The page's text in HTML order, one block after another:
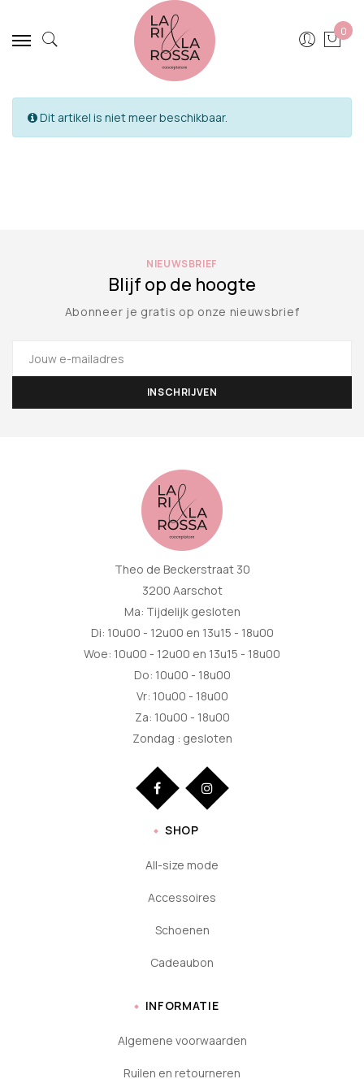
0
Dit artikel is niet meer beschikbaar.
NIEUWSBRIEF
Blijf op de hoogte
Abonneer je gratis op onze nieuwsbrief
Theo de Beckerstraat 30
3200 Aarschot
Ma: Tijdelijk gesloten
Di: 10u00 - 12u00 en 13u15 - 18u00
Woe: 10u00 - 12u00 en 13u15 - 18u00
Do: 10u00 - 18u00
Vr: 10u00 - 18u00
Za: 10u00 - 18u00
Zondag : gesloten
SHOP
All-size mode
Accessoires
Schoenen
Cadeaubon
INFORMATIE
Algemene voorwaarden
Ruilen en retourneren